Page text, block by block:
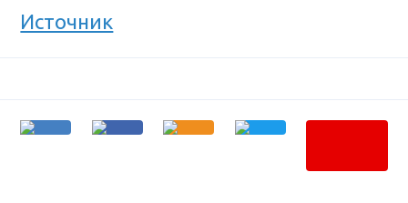
Источник